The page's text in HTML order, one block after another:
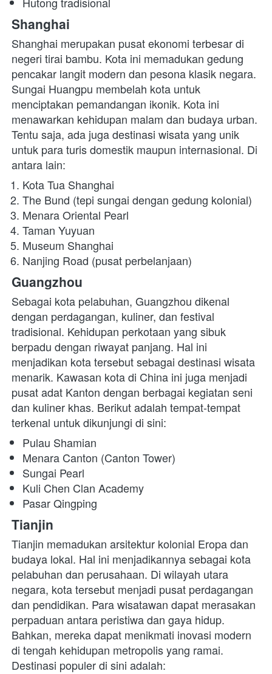
Shanghai
Shanghai merupakan pusat ekonomi terbesar di
negeri tirai bambu. Kota ini memadukan gedung
pencakar langit modern dan pesona klasik negara.
Sungai Huangpu membelah kota untuk
menciptakan pemandangan ikonik. Kota ini
menawarkan kehidupan malam dan budaya urban.
Tentu saja, ada juga destinasi wisata yang unik
untuk para turis domestik maupun internasional. Di
antara lain:
Kota Tua Shanghai
The Bund (tepi sungai dengan gedung kolonial)
Menara Oriental Pearl
Taman Yuyuan
Museum Shanghai
Nanjing Road (pusat perbelanjaan)
Guangzhou
Sebagai kota pelabuhan, Guangzhou dikenal
dengan perdagangan, kuliner, dan festival
tradisional. Kehidupan perkotaan yang sibuk
berpadu dengan riwayat panjang. Hal ini
menjadikan kota tersebut sebagai destinasi wisata
menarik. Kawasan kota di China ini juga menjadi
pusat adat Kanton dengan berbagai kegiatan seni
dan kuliner khas. Berikut adalah tempat-tempat
terkenal untuk dikunjungi di sini:
Pulau Shamian
Menara Canton (Canton Tower)
Sungai Pearl
Kuli Chen Clan Academy
Pasar Qingping
Tianjin
Tianjin memadukan arsitektur kolonial Eropa dan
budaya lokal. Hal ini menjadikannya sebagai kota
pelabuhan dan perusahaan. Di wilayah utara
negara, kotatersebut menjadi pusat perdagangan
dan pendidikan. Para wisatawan dapat merasakan
perpaduan antara peristiwa dan gaya hidup.
Bahkan, mereka dapat menikmati inovasi modern
di tengah kehidupan metropolis yang ramai.
Destinasi populer di sini adalah: